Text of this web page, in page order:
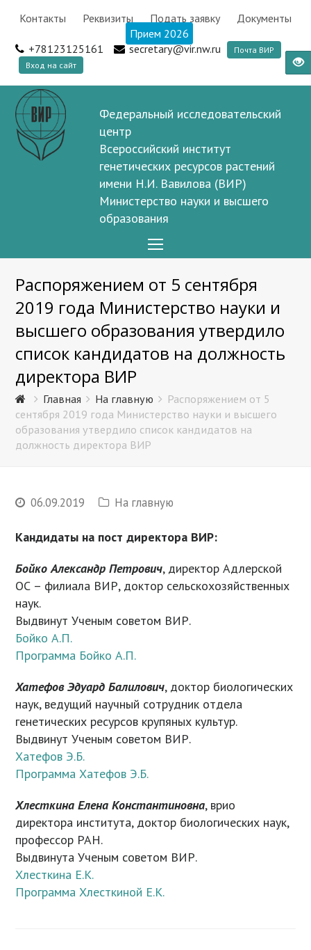
Контакты Реквизиты Подать заявку
Документы
Прием 2026
+78123125161
secretary@vir.nw.ru
Почта ВИР
Вход на сайт
Федеральный исследовательский
центр
Всероссийский институт
генетических ресурсов растений
имени Н.И. Вавилова (ВИР)
Министерство науки и высшего
образования
Menu
Распоряжением от 5 сентября
2019 года Министерство науки и
высшего образования утвердило
список кандидатов на должность
директора ВИР
Главная На главную
Распоряжением от 5
сентября 2019 года Министерство науки и высшего
образования утвердило список кандидатов на
должность директора ВИР
06.09.2019 На главную
Кандидаты на пост директора ВИР:
Бойко Александр Петрович, директор Адлерской
ОС – филиала ВИР, доктор сельскохозяйственных
наук.
Выдвинут Ученым советом ВИР.
Бойко А.П.
Программа Бойко А.П.
Хатефов Эдуард Балилович, доктор биологических
наук, ведущий научный сотрудник отдела
генетических ресурсов крупяных культур.
Выдвинут Ученым советом ВИР.
Хатефов Э.Б.
Программа Хатефов Э.Б.
Хлесткина Елена Константиновна, врио
директора института, доктор биологических наук,
профессор РАН.
Выдвинута Ученым советом ВИР.
Хлесткина Е.К.
Программа Хлесткиной Е.К.